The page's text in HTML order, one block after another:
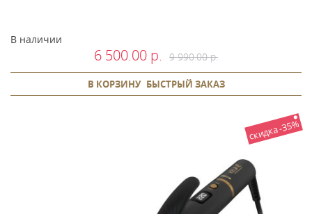
В наличии
6 500.00 р. 9 990.00 р.
В КОРЗИНУ БЫСТРЫЙ ЗАКАЗ
скидка -35%